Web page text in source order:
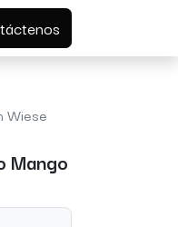
Wiese
Mango